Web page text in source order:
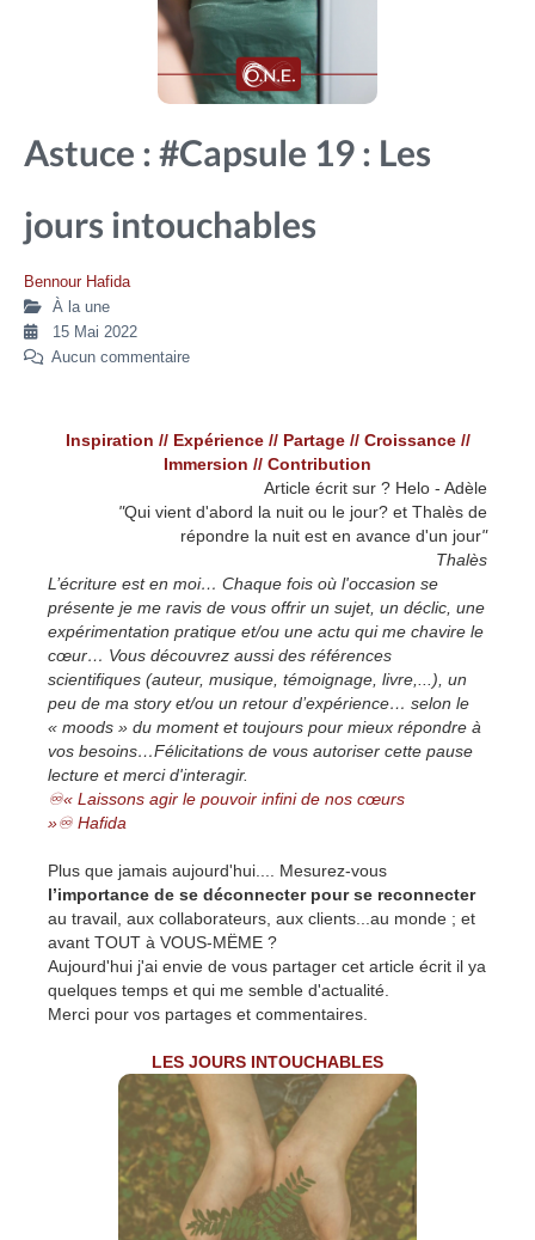
Astuce : #Capsule 19 : Les
jours intouchables
Bennour Hafida
À la une
15 Mai 2022
Aucun commentaire
Inspiration // Expérience // Partage // Croissance //
Immersion // Contribution
Article écrit sur ? Helo - Adèle
"Qui vient d'abord la nuit ou le jour? et Thalès de
répondre la nuit est en avance d'un jour"
Thalès
L’écriture est en moi… Chaque fois où l'occasion se
présente je me ravis de vous offrir un sujet, un déclic, une
expérimentation pratique et/ou une actu qui me chavire le
cœur… Vous découvrez aussi des références
scientifiques (auteur, musique, témoignage, livre,...), un
peu de ma story et/ou un retour d’expérience… selon le
« moods » du moment et toujours pour mieux répondre à
vos besoins…Félicitations de vous autoriser cette pause
lecture et merci d'interagir.
♾« Laissons agir le pouvoir infini de nos cœurs
»♾ Hafida
Plus que jamais aujourd'hui.... Mesurez-vous
l’importance de se déconnecter pour se reconnecter
au travail, aux collaborateurs, aux clients...au monde ; et
avant TOUT à VOUS-MËME ?
Aujourd'hui j'ai envie de vous partager cet article écrit il ya
quelques temps et qui me semble d'actualité.
Merci pour vos partages et commentaires.
LES JOURS INTOUCHABLES